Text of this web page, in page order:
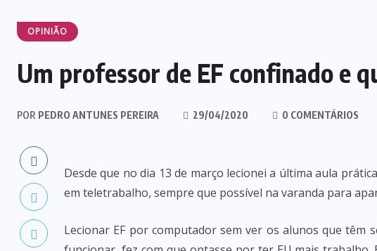
OPINIÃO
Um professor de EF confinado e
POR PEDRO ANTUNES PEREIRA 29/04/2020 0 COMENTÁRIOS
Desde que no dia 13 de março lecionei a última aula
em teletrabalho, sempre que possível na varanda para
Lecionar EF por computador sem ver os alunos que têm